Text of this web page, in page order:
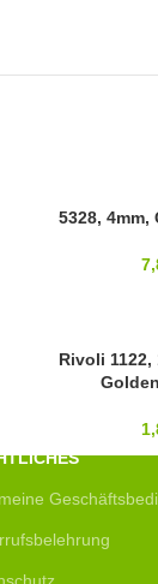
SWAROVSKI
5328, 4mm,
14MM
SWAROVSKI
Rivoli 1122,